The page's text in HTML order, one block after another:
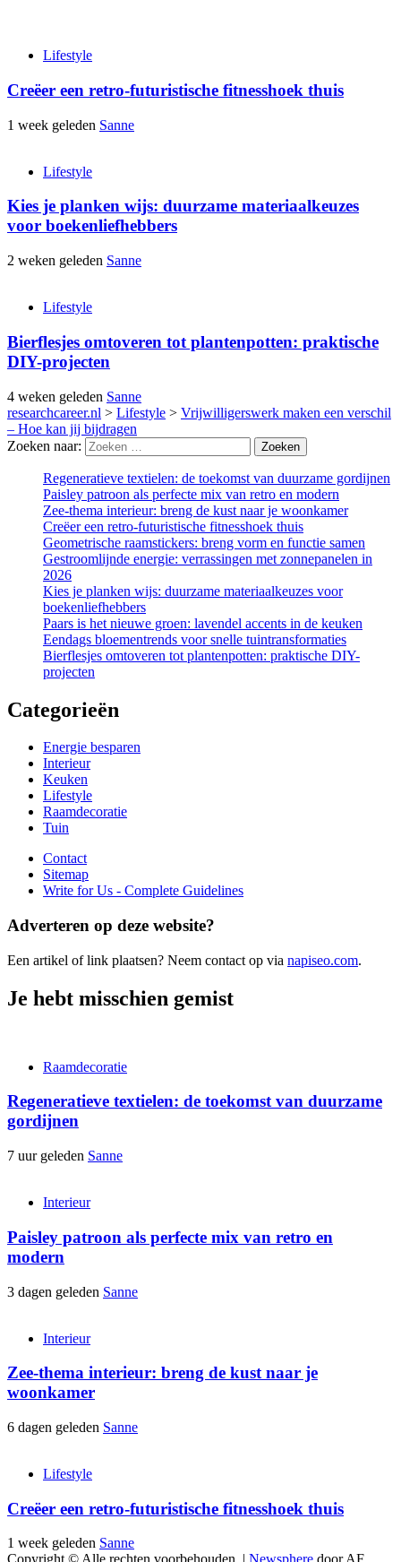
Lifestyle
Creëer een retro-futuristische fitnesshoek thuis
1 week geleden Sanne
Lifestyle
Kies je planken wijs: duurzame materiaalkeuzes
voor boekenliefhebbers
2 weken geleden Sanne
Lifestyle
Bierflesjes omtoveren tot plantenpotten: praktische
DIY-projecten
4 weken geleden Sanne
researchcareer.nl > Lifestyle > Vrijwilligerswerk maken een verschil
– Hoe kan jij bijdragen
Zoeken naar:
Regeneratieve textielen: de toekomst van duurzame gordijnen
Paisley patroon als perfecte mix van retro en modern
Zee-thema interieur: breng de kust naar je woonkamer
Creëer een retro-futuristische fitnesshoek thuis
Geometrische raamstickers: breng vorm en functie samen
Gestroomlijnde energie: verrassingen met zonnepanelen in
2026
Kies je planken wijs: duurzame materiaalkeuzes voor
boekenliefhebbers
Paars is het nieuwe groen: lavendel accents in de keuken
Eendags bloementrends voor snelle tuintransformaties
Bierflesjes omtoveren tot plantenpotten: praktische DIY-
projecten
Categorieën
Energie besparen
Interieur
Keuken
Lifestyle
Raamdecoratie
Tuin
Contact
Sitemap
Write for Us - Complete Guidelines
Adverteren op deze website?
Een artikel of link plaatsen? Neem contact op via napiseo.com.
Je hebt misschien gemist
Raamdecoratie
Regeneratieve textielen: de toekomst van duurzame
gordijnen
7 uur geleden Sanne
Interieur
Paisley patroon als perfecte mix van retro en
modern
3 dagen geleden Sanne
Interieur
Zee-thema interieur: breng de kust naar je
woonkamer
6 dagen geleden Sanne
Lifestyle
Creëer een retro-futuristische fitnesshoek thuis
1 week geleden Sanne